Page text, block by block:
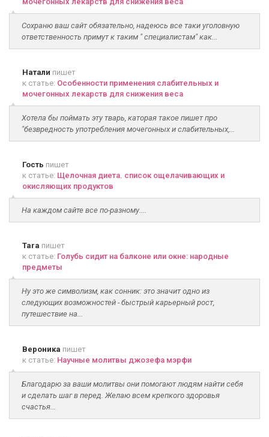
Сохраню ваш сайт обязательно, надеюсь все таки уголовную
ответственность примут к таким " специалистам" как...
Натали пишет
к статье: Особенности применения слабительных и
мочегонных лекарств для снижения веса
Хотела бы поймать эту тварь, каторая такое пишет про
"безвредность употребления мочегонных и слабительных,...
Гость пишет
к статье: Щелочная диета. список ощелачивающих и
окисляющих продуктов
На каждом сайте все по-разному....
Tara пишет
к статье: Голубь сидит на балконе или окне: народные
предметы
Ну это же символизм, как сонник: это значит одно из
следующих возможностей - быстрый карьерный рост,
путешествие на...
Вероника пишет
к статье: Научные молитвы джозефа мэрфи
Благодарю за ваши молитвы они помогают людям найти себя
и сделать шаг в перед. Желаю всем крепкого здоровья
счастья...